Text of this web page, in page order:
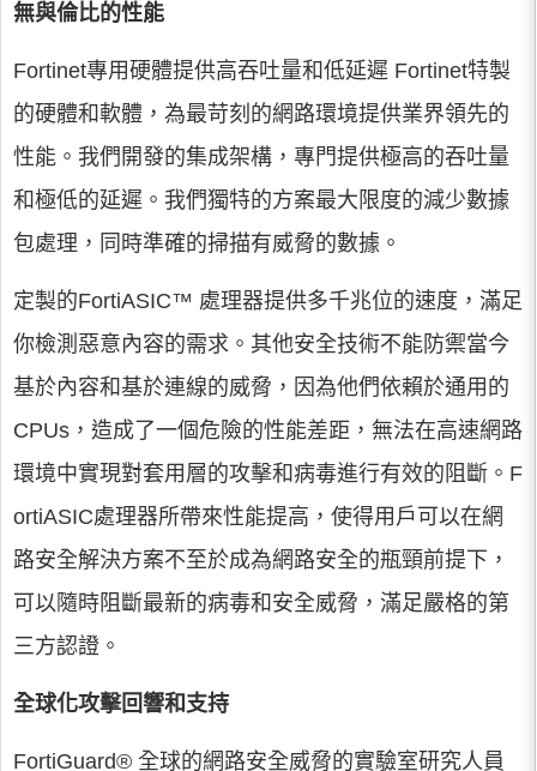
無與倫比的性能
Fortinet專用硬體提供高吞吐量和低延遲 Fortinet特製
的硬體和軟體，為最苛刻的網路環境提供業界領先的
性能。我們開發的集成架構，專門提供極高的吞吐量
和極低的延遲。我們獨特的方案最大限度的減少數據
包處理，同時準確的掃描有威脅的數據。
定製的FortiASIC™ 處理器提供多千兆位的速度，滿足
你檢測惡意內容的需求。其他安全技術不能防禦當今
基於內容和基於連線的威脅，因為他們依賴於通用的
CPUs，造成了一個危險的性能差距，無法在高速網路
環境中實現對套用層的攻擊和病毒進行有效的阻斷。F
ortiASIC處理器所帶來性能提高，使得用戶可以在網
路安全解決方案不至於成為網路安全的瓶頸前提下，
可以隨時阻斷最新的病毒和安全威脅，滿足嚴格的第
三方認證。
全球化攻擊回響和支持
FortiGuard® 全球的網路安全威脅的實驗室研究人員